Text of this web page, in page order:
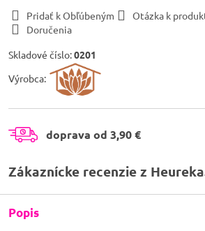
Pridať k Obľúbeným Otázka k
Doručenia
Skladové číslo:0201
Výrobca:
doprava od 3,90 €
Zákaznícke recenzie z
Popis